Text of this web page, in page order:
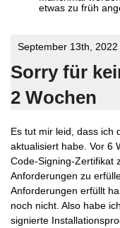
etwas zu früh
September 13th, 2022
Sorry für
2 Wochen
Es tut mir leid, dass ich
aktualisiert habe. Vor 6
Code-Signing-Zertifikat
Anforderungen zu
Anforderungen erfüllt
noch nicht. Also habe
signierte